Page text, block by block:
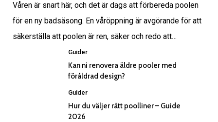
Våren är snart här, och det är dags att förbereda poolen
för en ny badsäsong. En våröppning är avgörande för att
säkerställa att poolen är ren, säker och redo att…
Guider
Kan ni renovera äldre pooler med
föråldrad design?
Guider
Hur du väljer rätt poolliner – Guide
2026